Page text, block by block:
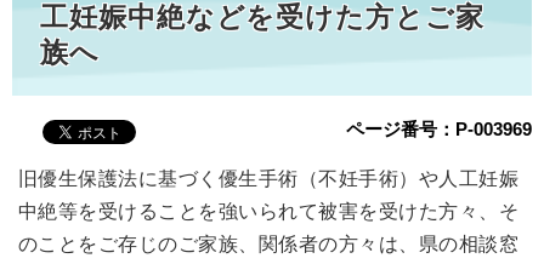
工妊娠中絶などを受けた方とご家
族へ
ページ番号：P-003969
旧優生保護法に基づく優生手術（不妊手術）や人工妊娠
中絶等を受けることを強いられて被害を受けた方々、そ
のことをご存じのご家族、関係者の方々は、県の相談窓